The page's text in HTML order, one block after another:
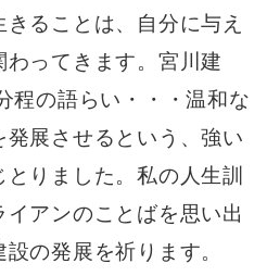
ることは、自分に与え
ってきます。宮川建
程の語らい・・・温和な
展させるという、強い
りました。私の人生訓
アンのことばを思い出
の発展を祈ります。